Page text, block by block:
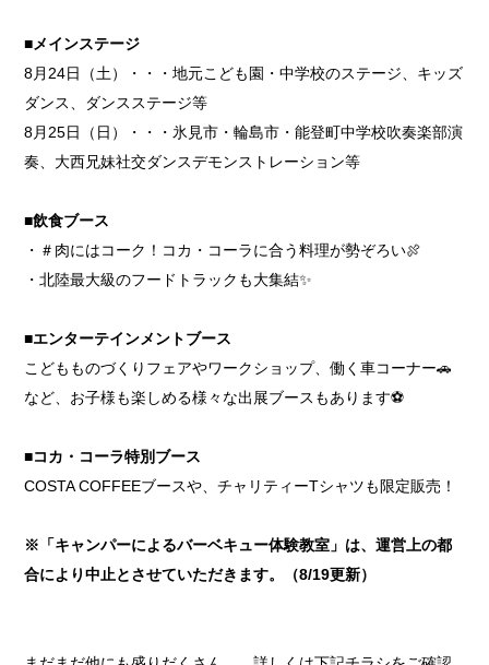
■メインステージ
8月24日（土）・・・地元こども園・中学校のステージ、キッズ
ダンス、ダンスステージ等
8月25日（日）・・・氷見市・輪島市・能登町中学校吹奏楽部演
奏、大西兄妹社交ダンスデモンストレーション等
■飲食ブース
・＃肉にはコーク！コカ・コーラに合う料理が勢ぞろい🍖
・北陸最大級のフードトラックも大集結✨
■エンターテインメントブース
こどもものづくりフェアやワークショップ、働く車コーナー🚗
など、お子様も楽しめる様々な出展ブースもあります⚽
■コカ・コーラ特別ブース
COSTA COFFEEブースや、チャリティーTシャツも限定販売！
※「キャンパーによるバーベキュー体験教室」は、運営上の都
合により中止とさせていただきます。（8/19更新）